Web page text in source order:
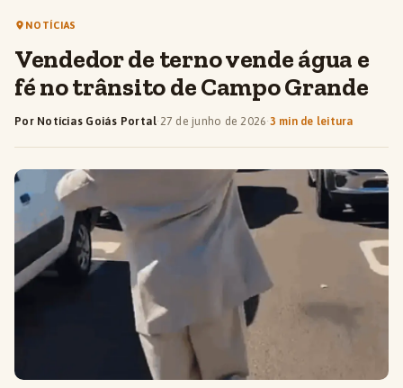
NOTÍCIAS
Vendedor de terno vende água e
fé no trânsito de Campo Grande
Por Notícias Goiás Portal·27 de junho de 2026·3 min de leitura